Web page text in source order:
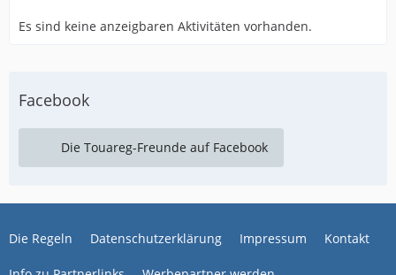
Es sind keine anzeigbaren Aktivitäten vorhanden.
Facebook
Die Touareg-Freunde auf Facebook
Die Regeln Datenschutzerklärung Impressum Kontakt